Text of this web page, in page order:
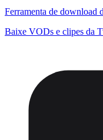
Ferramenta de download
Baixe VODs e clipes da